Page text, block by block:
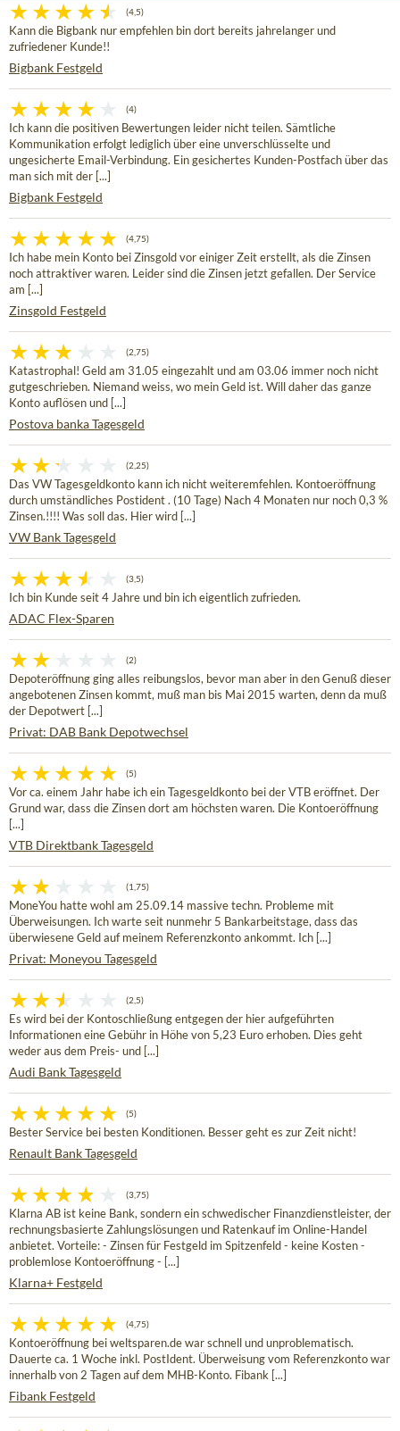
(4,5)
Kann die Bigbank nur empfehlen bin dort bereits jahrelanger und
zufriedener Kunde!!
Bigbank Festgeld
(4)
Ich kann die positiven Bewertungen leider nicht teilen. Sämtliche
Kommunikation erfolgt lediglich über eine unverschlüsselte und
ungesicherte Email-Verbindung. Ein gesichertes Kunden-Postfach über das
man sich mit der [...]
Bigbank Festgeld
(4,75)
Ich habe mein Konto bei Zinsgold vor einiger Zeit erstellt, als die Zinsen
noch attraktiver waren. Leider sind die Zinsen jetzt gefallen. Der Service
am [...]
Zinsgold Festgeld
(2,75)
Katastrophal! Geld am 31.05 eingezahlt und am 03.06 immer noch nicht
gutgeschrieben. Niemand weiss, wo mein Geld ist. Will daher das ganze
Konto auflösen und [...]
Postova banka Tagesgeld
(2,25)
Das VW Tagesgeldkonto kann ich nicht weiteremfehlen. Kontoeröffnung
durch umständliches Postident . (10 Tage) Nach 4 Monaten nur noch 0,3 %
Zinsen.!!!! Was soll das. Hier wird [...]
VW Bank Tagesgeld
(3,5)
Ich bin Kunde seit 4 Jahre und bin ich eigentlich zufrieden.
ADAC Flex-Sparen
(2)
Depoteröffnung ging alles reibungslos, bevor man aber in den Genuß dieser
angebotenen Zinsen kommt, muß man bis Mai 2015 warten, denn da muß
der Depotwert [...]
Privat: DAB Bank Depotwechsel
(5)
Vor ca. einem Jahr habe ich ein Tagesgeldkonto bei der VTB eröffnet. Der
Grund war, dass die Zinsen dort am höchsten waren. Die Kontoeröffnung
[...]
VTB Direktbank Tagesgeld
(1,75)
MoneYou hatte wohl am 25.09.14 massive techn. Probleme mit
Überweisungen. Ich warte seit nunmehr 5 Bankarbeitstage, dass das
überwiesene Geld auf meinem Referenzkonto ankommt. Ich [...]
Privat: Moneyou Tagesgeld
(2,5)
Es wird bei der Kontoschließung entgegen der hier aufgeführten
Informationen eine Gebühr in Höhe von 5,23 Euro erhoben. Dies geht
weder aus dem Preis- und [...]
Audi Bank Tagesgeld
(5)
Bester Service bei besten Konditionen. Besser geht es zur Zeit nicht!
Renault Bank Tagesgeld
(3,75)
Klarna AB ist keine Bank, sondern ein schwedischer Finanzdienstleister, der
rechnungsbasierte Zahlungslösungen und Ratenkauf im Online-Handel
anbietet. Vorteile: - Zinsen für Festgeld im Spitzenfeld - keine Kosten -
problemlose Kontoeröffnung - [...]
Klarna+ Festgeld
(4,75)
Kontoeröffnung bei weltsparen.de war schnell und unproblematisch.
Dauerte ca. 1 Woche inkl. PostIdent. Überweisung vom Referenzkonto war
innerhalb von 2 Tagen auf dem MHB-Konto. Fibank [...]
Fibank Festgeld